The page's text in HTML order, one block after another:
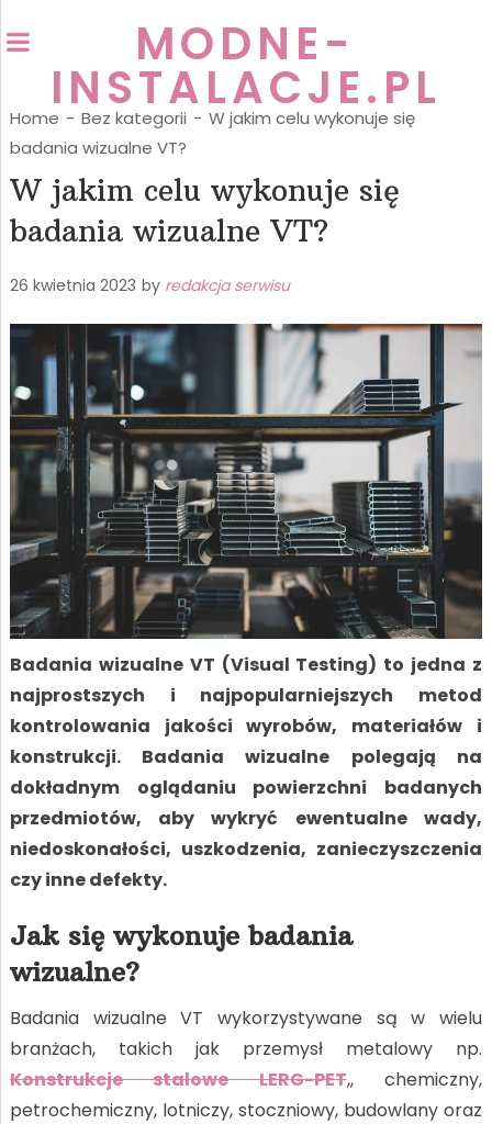
MODNE-
INSTALACJE.PL
Home - Bez kategorii - W jakim celu wykonuje się
badania wizualne VT?
W jakim celu wykonuje się
badania wizualne VT?
26 kwietnia 2023 by redakcja serwisu
Badania wizualne VT (Visual Testing) to jedna z
najprostszych i najpopularniejszych metod
kontrolowania jakości wyrobów, materiałów i
konstrukcji. Badania wizualne polegają na
dokładnym oglądaniu powierzchni badanych
przedmiotów, aby wykryć ewentualne wady,
niedoskonałości, uszkodzenia, zanieczyszczenia
czy inne defekty.
Jak się wykonuje badania
wizualne?
Badania wizualne VT wykorzystywane są w wielu
branżach, takich jak przemysł metalowy np.
Konstrukcje stalowe LERG-PET,, chemiczny,
petrochemiczny, lotniczy, stoczniowy, budowlany oraz